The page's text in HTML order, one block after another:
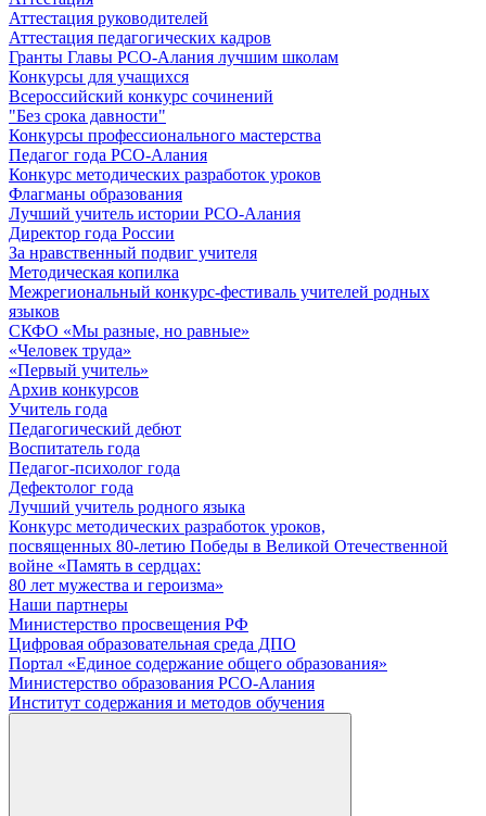
Аттестация руководителей
Аттестация педагогических кадров
Гранты Главы РСО-Алания лучшим школам
Конкурсы для учащихся
Всероссийский конкурс сочинений
"Без срока давности"
Конкурсы профессионального мастерства
Педагог года РСО-Алания
Конкурс методических разработок уроков
Флагманы образования
Лучший учитель истории РСО-Алания
Директор года России
За нравственный подвиг учителя
Методическая копилка
Межрегиональный конкурс-фестиваль учителей родных
языков
СКФО «Мы разные, но равные»
«Человек труда»
«Первый учитель»
Архив конкурсов
Учитель года
Педагогический дебют
Воспитатель года
Педагог-психолог года
Дефектолог года
Лучший учитель родного языка
Конкурс методических разработок уроков,
посвященных 80-летию Победы в Великой Отечественной
войне «Память в сердцах:
80 лет мужества и героизма»
Наши партнеры
Министерство просвещения РФ
Цифровая образовательная среда ДПО
Портал «Единое содержание общего образования»
Министерство образования РСО-Алания
Институт содержания и методов обучения